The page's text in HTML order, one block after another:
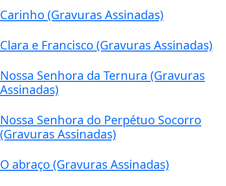
Carinho (Gravuras Assinadas)
Clara e Francisco (Gravuras Assinadas)
Nossa Senhora da Ternura (Gravuras
Assinadas)
Nossa Senhora do Perpétuo Socorro
(Gravuras Assinadas)
O abraço (Gravuras Assinadas)